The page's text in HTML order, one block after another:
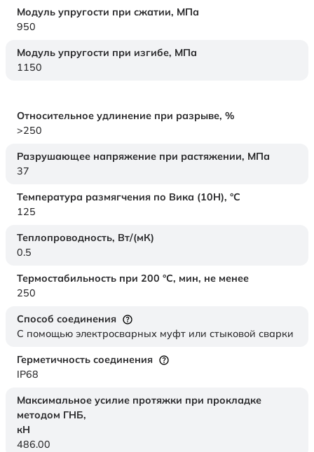
Модуль упругости при сжатии, МПа
950
Модуль упругости при изгибе, МПа
1150
Относительное удлинение при разрыве, %
>250
Разрушающее напряжение при растяжении, МПа
37
Температура размягчения по Вика (10Н), °C
125
Теплопроводность, Вт/(мК)
0.5
Термостабильность при 200 °С, мин, не менее
250
Способ соединения
С помощью электросварных муфт или стыковой сварки
Герметичность соединения
IP68
Максимальное усилие протяжки при прокладке
методом ГНБ,
кН
486.00